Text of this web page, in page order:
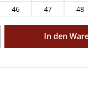
46 47 48
den In den